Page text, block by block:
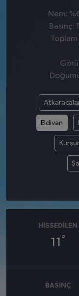
Nem:
Toplam
Eldivan
HISSEDILEN
11 °
BASINÇ